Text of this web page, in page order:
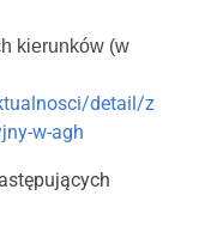
kierunków (w
detail/z
w-agh